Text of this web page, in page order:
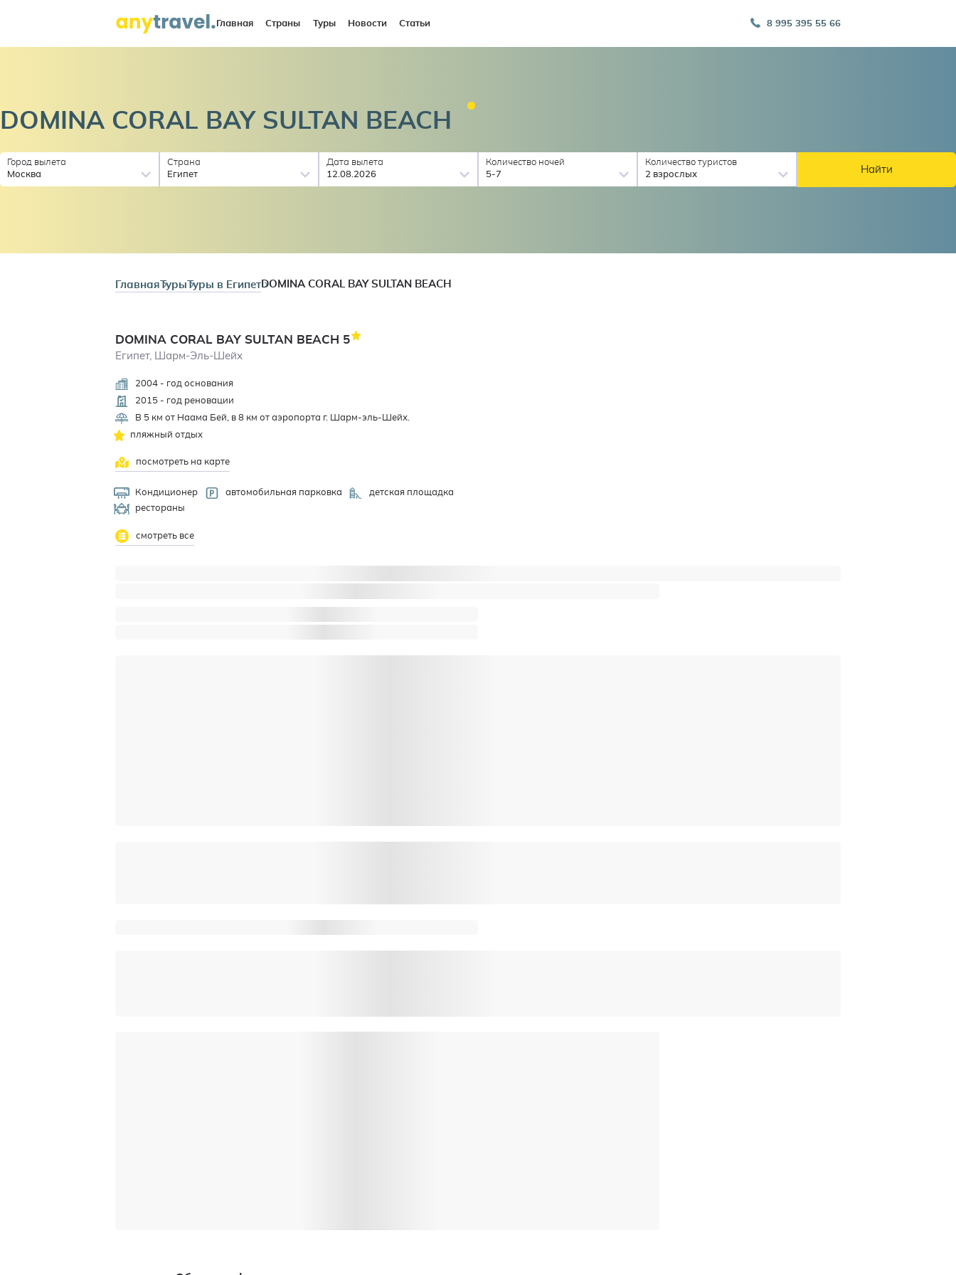
Главная Страны Туры Новости Статьи 8 995 395 55 66
DOMINA CORAL BAY SULTAN BEACH
Город вылета
Москва
Страна
Египет
Дата вылета
12.08.2026
Количество ночей
5-7
Количество туристов
2 взрослых
Найти
ГлавнаяТурыТуры в ЕгипетDOMINA CORAL BAY SULTAN BEACH
DOMINA CORAL BAY SULTAN BEACH 5
Египет, Шарм-Эль-Шейх
2004 - год основания
2015 - год реновации
В 5 км от Наама Бей, в 8 км от аэропорта г. Шарм-эль-Шейх.
пляжный отдых
посмотреть на карте
Кондиционер автомобильная парковка
детская площадка
рестораны
смотреть все